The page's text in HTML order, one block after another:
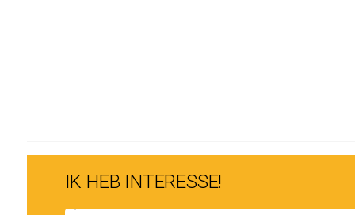
Bent u benieuwd naar uw toekomstige thuis?
Voor dit project is het niet meer mogelijk om
IK HEB INTERESSE!